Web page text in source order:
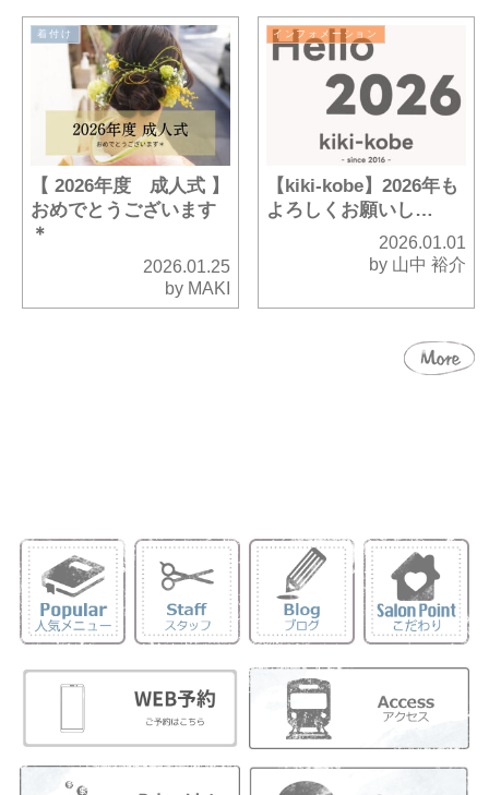
着付け
【 2026年度 成人式 】
おめでとうございます
＊
2026.01.25
by MAKI
インフォメーション
【kiki-kobe】2026年も
よろしくお願いし…
2026.01.01
by 山中 裕介